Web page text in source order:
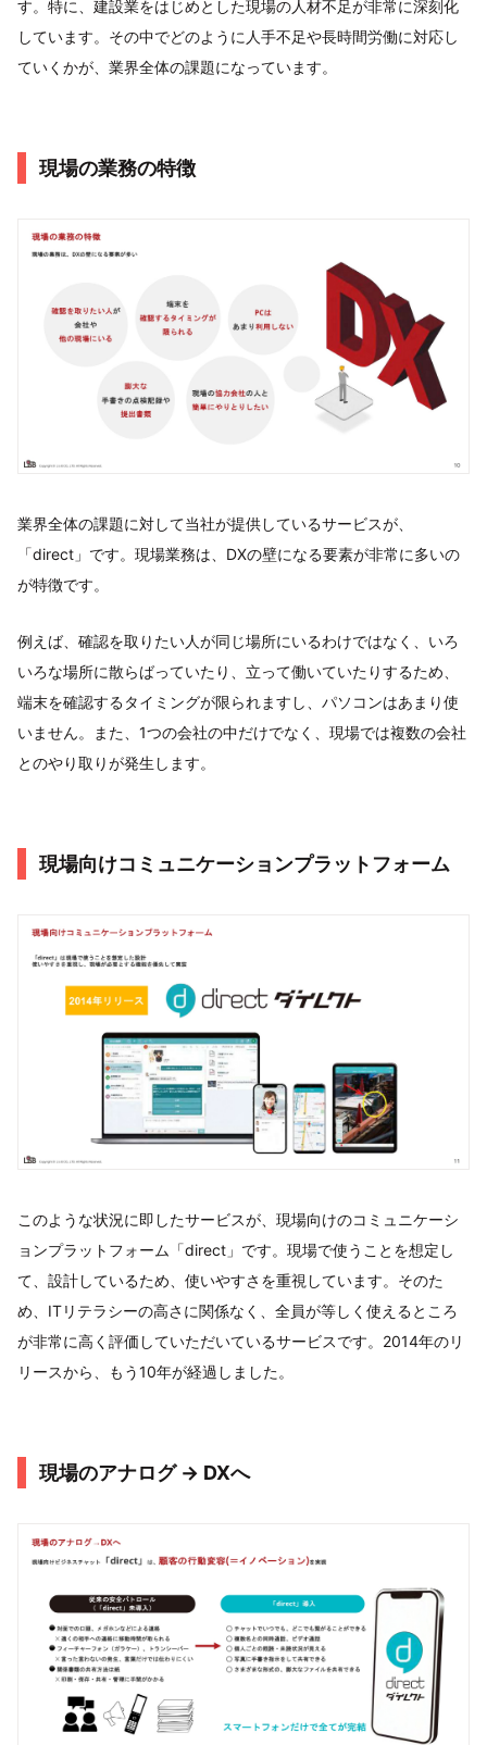
す。特に、建設業をはじめとした現場の人材不足が非常に深刻化
しています。その中でどのように人手不足や長時間労働に対応し
ていくかが、業界全体の課題になっています。
現場の業務の特徴
業界全体の課題に対して当社が提供しているサービスが、
「direct」です。現場業務は、DXの壁になる要素が非常に多いの
が特徴です。
例えば、確認を取りたい人が同じ場所にいるわけではなく、いろ
いろな場所に散らばっていたり、立って働いていたりするため、
端末を確認するタイミングが限られますし、パソコンはあまり使
いません。また、1つの会社の中だけでなく、現場では複数の会社
とのやり取りが発生します。
現場向けコミュニケーションプラットフォーム
このような状況に即したサービスが、現場向けのコミュニケーシ
ョンプラットフォーム「direct」です。現場で使うことを想定し
て、設計しているため、使いやすさを重視しています。そのた
め、ITリテラシーの高さに関係なく、全員が等しく使えるところ
が非常に高く評価していただいているサービスです。2014年のリ
リースから、もう10年が経過しました。
現場のアナログ → DXへ